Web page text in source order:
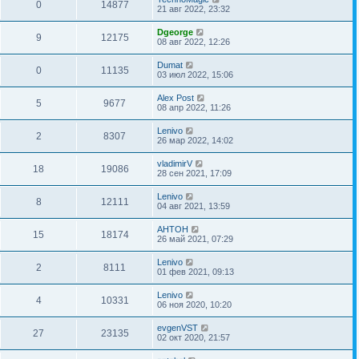
0 14877
21 авг 2022, 23:32
9 12175
Dgeorge
08 авг 2022, 12:26
0 11135
Dumat
03 июл 2022, 15:06
5 9677
Alex Post
08 апр 2022, 11:26
2 8307
Lenivo
26 мар 2022, 14:02
18 19086
vladimirV
28 сен 2021, 17:09
8 12111
Lenivo
04 авг 2021, 13:59
15 18174
AHTOH
26 май 2021, 07:29
2 8111
Lenivo
01 фев 2021, 09:13
4 10331
Lenivo
06 ноя 2020, 10:20
27 23135
evgenVST
02 окт 2020, 21:57